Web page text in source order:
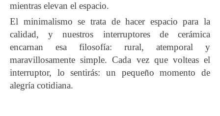
mientras elevan el espacio.
El minimalismo se trata de hacer espacio para la
calidad, y nuestros interruptores de cerámica
encarnan esa filosofía: rural, atemporal y
maravillosamente simple. Cada vez que volteas el
interruptor, lo sentirás: un pequeño momento de
alegría cotidiana.